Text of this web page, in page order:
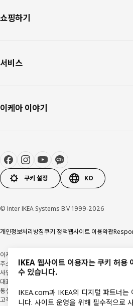
쇼핑하기
서비스
이케아 이야기
쿠키 설정 KO
© Inter IKEA Systems B.V 1999-2026
개인정보처리방침쿠키 정책웹사이트 이용약관
이케아코리아 유한회사
주소: (우) 14352 경기도 광명시 일직로 17, 1층(일직
사업자 등록번호: 106-86-82871
대표자: 이사벨 푸치 팔렘
통신판매업 신고: 2018-경기광명-0209
고객지원센터: 1670-4532
IKEA 웹사이트 이용자는 쿠키 허용
수 있습니다.
IKEA.com과 IKEA의 디지털 파트너는
니다. 사이트 운영을 위해 필수적으로